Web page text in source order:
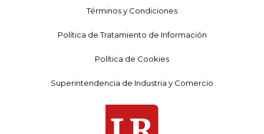
Términos y Condiciones
Política de Tratamiento de Información
Política de Cookies
Superintendencia de Industria y Comercio